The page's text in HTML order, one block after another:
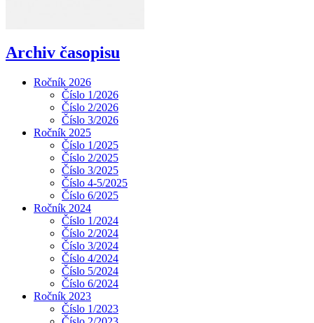
Archiv časopisu
Ročník 2026
Číslo 1/2026
Číslo 2/2026
Číslo 3/2026
Ročník 2025
Číslo 1/2025
Číslo 2/2025
Číslo 3/2025
Číslo 4-5/2025
Číslo 6/2025
Ročník 2024
Číslo 1/2024
Číslo 2/2024
Číslo 3/2024
Číslo 4/2024
Číslo 5/2024
Číslo 6/2024
Ročník 2023
Číslo 1/2023